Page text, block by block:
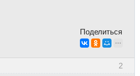
Поделиться
2